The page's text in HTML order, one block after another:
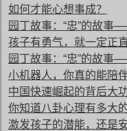
如何才能心想事成？
园丁故事：“忠”的故事
孩子有勇气，就一定正直
园丁故事：“忠”的故事
小机器人，你真的能陪
中国快速崛起的背后大
你知道八卦心理有多大
激发孩子的潜能，还是